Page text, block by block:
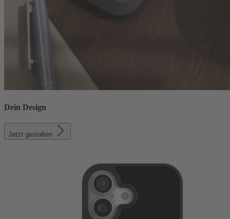
Dein Design
Jetzt gestalten